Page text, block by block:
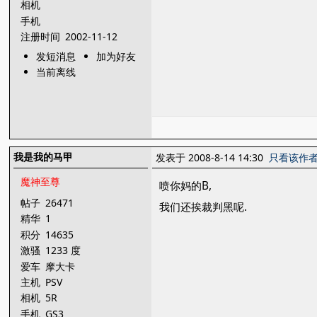
相机
手机
注册时间 2002-11-12
发短消息
加为好友
当前离线
我是我的马甲
魔神至尊
帖子 26471
精华 1
积分 14635
激骚 1233 度
爱车 摩大卡
主机 PSV
相机 5R
手机 GS3
发表于 2008-8-14 14:30 只看该作
喷你妈的B,
我们还挨裁判黑呢.